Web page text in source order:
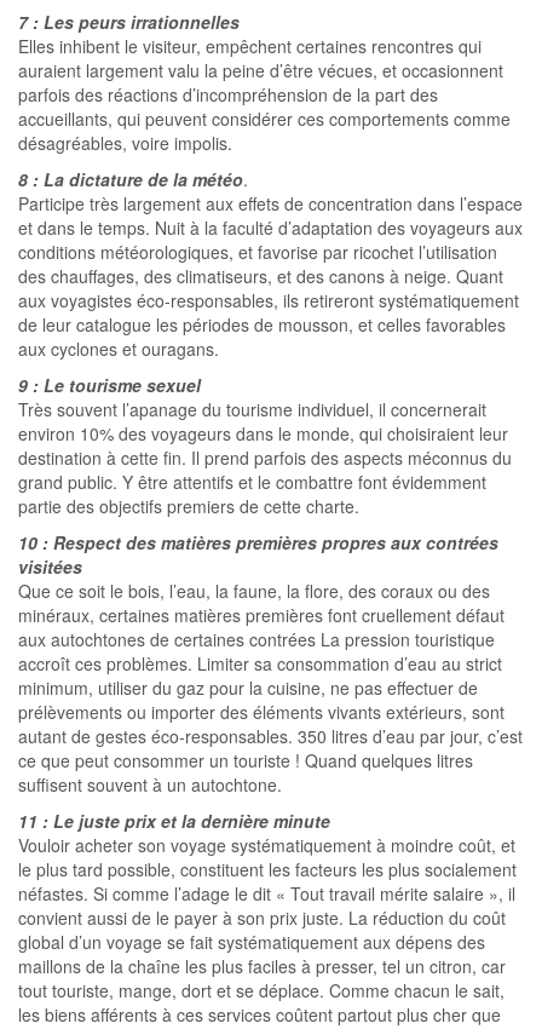
7 : Les peurs irrationnelles
Elles inhibent le visiteur, empêchent certaines rencontres qui
auraient largement valu la peine d’être vécues, et occasionnent
parfois des réactions d’incompréhension de la part des
accueillants, qui peuvent considérer ces comportements comme
désagréables, voire impolis.
8 : La dictature de la météo.
Participe très largement aux effets de concentration dans l’espace
et dans le temps. Nuit à la faculté d’adaptation des voyageurs aux
conditions météorologiques, et favorise par ricochet l’utilisation
des chauffages, des climatiseurs, et des canons à neige. Quant
aux voyagistes éco-responsables, ils retireront systématiquement
de leur catalogue les périodes de mousson, et celles favorables
aux cyclones et ouragans.
9 : Le tourisme sexuel
Très souvent l’apanage du tourisme individuel, il concernerait
environ 10% des voyageurs dans le monde, qui choisiraient leur
destination à cette fin. Il prend parfois des aspects méconnus du
grand public. Y être attentifs et le combattre font évidemment
partie des objectifs premiers de cette charte.
10 : Respect des matières premières propres aux contrées
visitées
Que ce soit le bois, l’eau, la faune, la flore, des coraux ou des
minéraux, certaines matières premières font cruellement défaut
aux autochtones de certaines contrées La pression touristique
accroît ces problèmes. Limiter sa consommation d’eau au strict
minimum, utiliser du gaz pour la cuisine, ne pas effectuer de
prélèvements ou importer des éléments vivants extérieurs, sont
autant de gestes éco-responsables. 350 litres d’eau par jour, c’est
ce que peut consommer un touriste ! Quand quelques litres
suffisent souvent à un autochtone.
11 : Le juste prix et la dernière minute
Vouloir acheter son voyage systématiquement à moindre coût, et
le plus tard possible, constituent les facteurs les plus socialement
néfastes. Si comme l’adage le dit « Tout travail mérite salaire », il
convient aussi de le payer à son prix juste. La réduction du coût
global d’un voyage se fait systématiquement aux dépens des
maillons de la chaîne les plus faciles à presser, tel un citron, car
tout touriste, mange, dort et se déplace. Comme chacun le sait,
les biens afférents à ces services coûtent partout plus cher que